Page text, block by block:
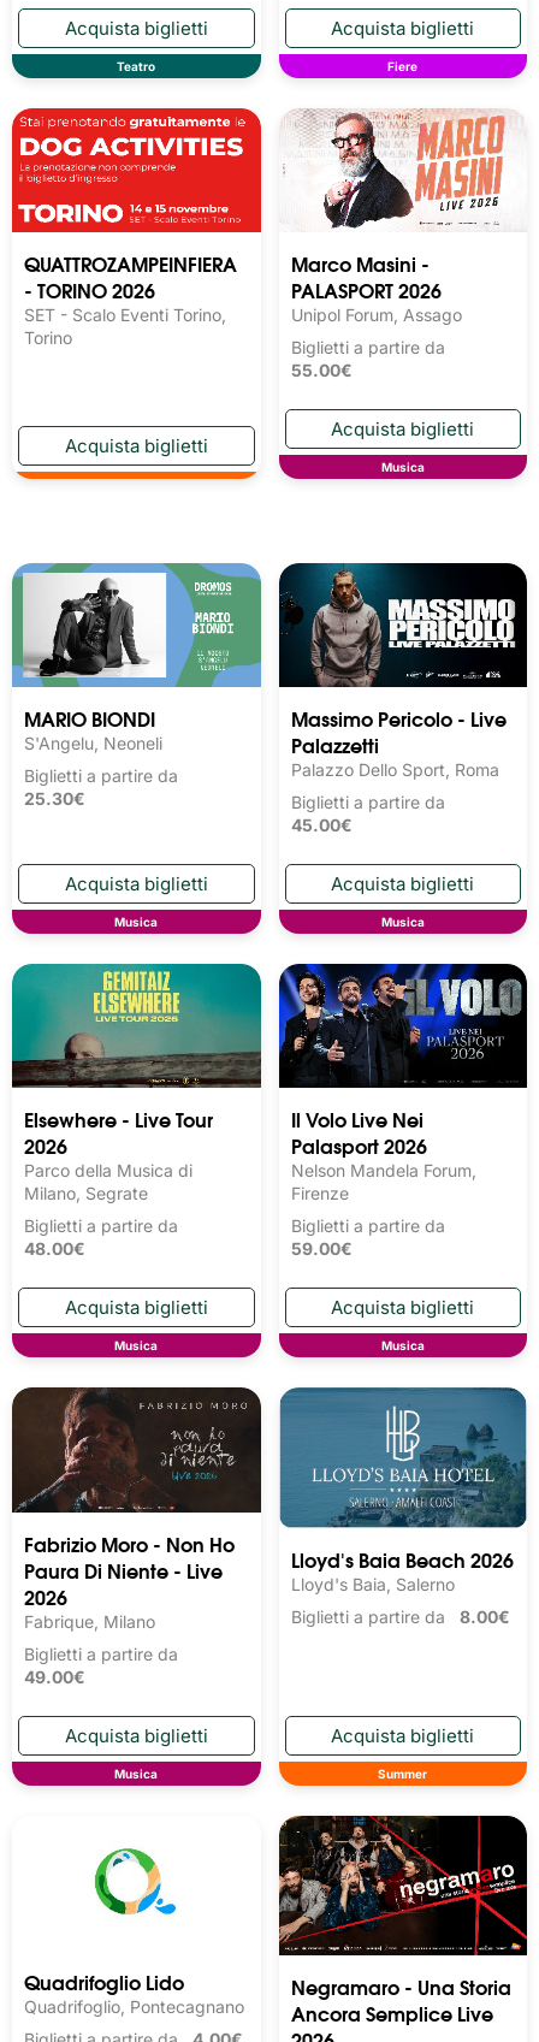
Teatro Fiere
QUATTROZAMPEINFIERA
- TORINO 2026
SET - Scalo Eventi Torino,
Torino
Marco Masini -
PALASPORT 2026
Unipol Forum, Assago
Biglietti a partire da
55.00€
Musica
MARIO BIONDI
S'Angelu, Neoneli
Biglietti a partire da
25.30€
Musica
Massimo Pericolo - Live
Palazzetti
Palazzo Dello Sport, Roma
Biglietti a partire da
45.00€
Musica
Elsewhere - Live Tour
2026
Parco della Musica di
Milano, Segrate
Biglietti a partire da
48.00€
Musica
Il Volo Live Nei
Palasport 2026
Nelson Mandela Forum,
Firenze
Biglietti a partire da
59.00€
Musica
Fabrizio Moro - Non Ho
Paura Di Niente - Live
2026
Fabrique, Milano
Biglietti a partire da
49.00€
Musica
Lloyd's Baia Beach 2026
Lloyd's Baia, Salerno
Biglietti a partire da 8.00€
Summer
Quadrifoglio Lido
Quadrifoglio, Pontecagnano
Negramaro - Una Storia
Ancora Semplice Live